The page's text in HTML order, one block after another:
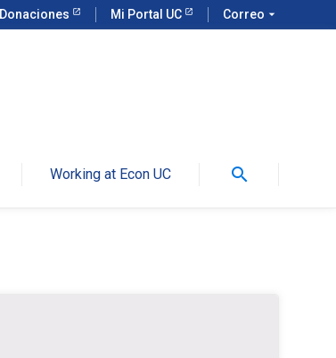
Donaciones Mi Portal UC Correo arrow_drop_down
Working at Econ UC search